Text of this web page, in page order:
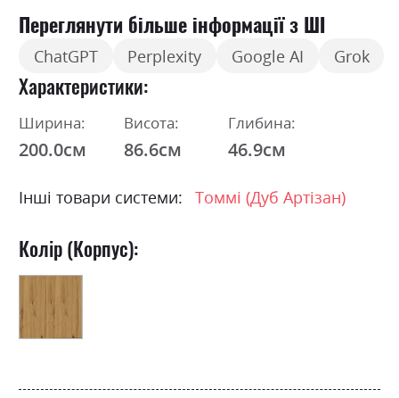
Переглянути більше інформації з ШІ
ChatGPT Perplexity Google AI Grok
Характеристики
Ширина:
200.0см
Висота:
86.6см
Глибина:
46.9см
Інші товари системи: Томмі (Дуб Артізан)
Колір (Корпус):